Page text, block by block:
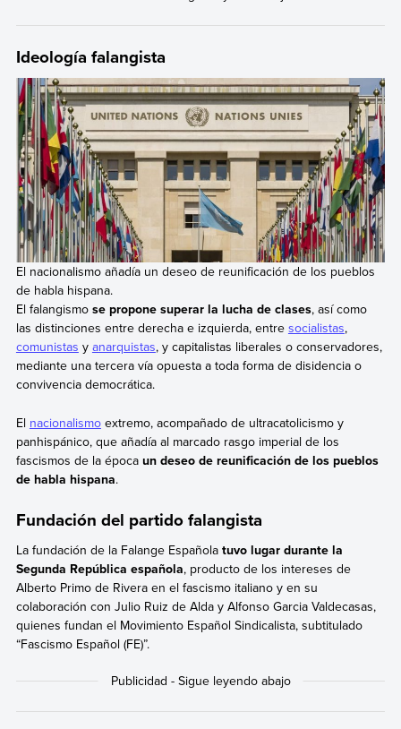
Ideología falangista
El nacionalismo añadía un deseo de reunificación de los pueblos
de habla hispana.
El falangismo se propone superar la lucha de clases, así como
las distinciones entre derecha e izquierda, entre socialistas,
comunistas y anarquistas, y capitalistas liberales o conservadores,
mediante una tercera vía opuesta a toda forma de disidencia o
convivencia democrática.
El nacionalismoextremo, acompañado de ultracatolicismo y
panhispánico, que añadía al marcado rasgo imperial de los
fascismos de la época un deseo de reunificación de los pueblos
de habla hispana.
Fundación del partido falangista
La fundación de la Falange Española tuvo lugar durante la
Segunda República española, producto de los intereses de
Alberto Primo de Rivera en el fascismo italiano y en su
colaboración con Julio Ruiz de Alda y Alfonso Garcia Valdecasas,
quienes fundan el Movimiento Español Sindicalista, subtitulado
“Fascismo Español (FE)”.